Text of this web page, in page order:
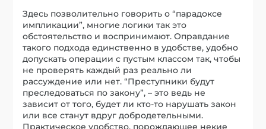
Здесь позволительно говорить о “парадоксе
импликации”, многие логики так это
обстоятельство и воспринимают. Оправдание
такого подхода единственно в удобстве, удобно
допускать операции с пустым классом так, чтобы
не проверять каждый раз реально ли
рассуждение или нет. “Преступники будут
преследоваться по закону”, – это ведь не
зависит от того, будет ли кто-то нарушать закон
или все станут вдруг добродетельными.
Практическое удобство, порождающее некие